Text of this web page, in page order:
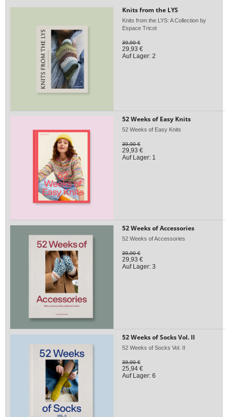
Knits from the LYS
Knits from the LYS: A Collection by
Espace Tricot
39,90 €
29,93 €
Auf Lager: 2
52 Weeks of Easy Knits
52 Weeks of Easy Knits
39,90 €
29,93 €
Auf Lager: 1
52 Weeks of Accessories
52 Weeks of Accessories
39,90 €
29,93 €
Auf Lager: 3
52 Weeks of Socks Vol. II
52 Weeks of Socks Vol. II
39,90 €
25,94 €
Auf Lager: 6